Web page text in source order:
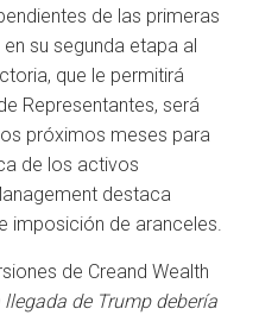
de las primeras
su segunda etapa al
que le permitirá
Representantes, será
próximos meses para
de los activos
destaca
imposición de aranceles.
de Creand Wealth
llegada de Trump debería